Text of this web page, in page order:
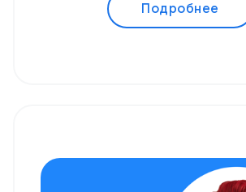
Подробнее